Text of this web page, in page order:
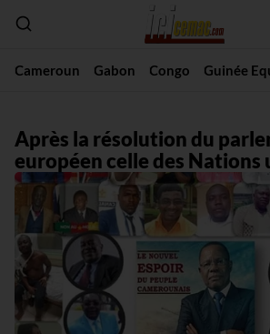
Cameroun Gabon Congo Guinée
Après la résolution du
européen celle des